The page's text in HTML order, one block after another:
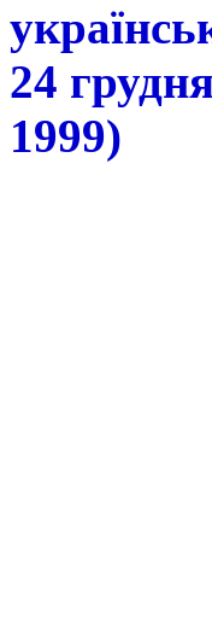
24
1999)